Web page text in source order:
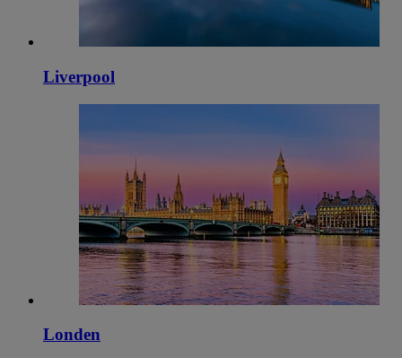
Liverpool
Londen